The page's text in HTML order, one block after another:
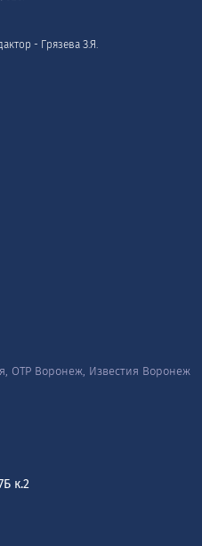
- Грязева З.Я.
ОТР Воронеж, Известия Воронеж
к.2